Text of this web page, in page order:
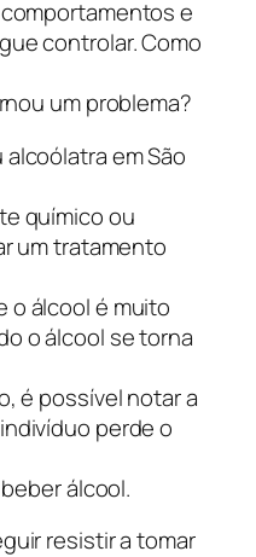
e
controlar. Como
um problema?
em São
químico ou
um tratamento
o álcool é muito
o álcool se torna
é possível notar a
perde o
álcool.
resistir a tomar